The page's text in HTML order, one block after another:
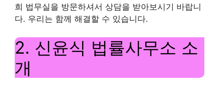
희 법무실을 방문하셔서 상담을 받아보시기 바랍니
다. 우리는 함께 해결할 수 있습니다.
2. 신윤식 법률사무소 소
개